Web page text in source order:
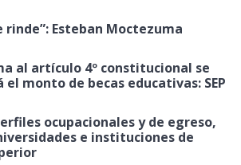
rinde”: Esteban Moctezuma
al artículo 4º constitucional se
monto de becas educativas: SEP
ocupacionales y de egreso,
e instituciones de